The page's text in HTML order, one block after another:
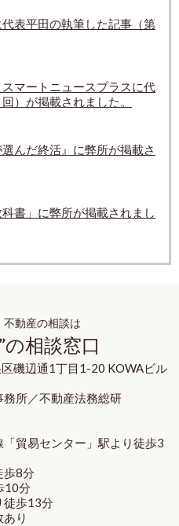
表平田の執筆した記事（第
マートニュースプラスに代
）が掲載されました。
んだ終活』に弊所が掲載さ
書」に弊所が掲載されまし
動産の相談は
の相談窓口
磯辺通1丁目1-20 KOWAビル
所／不動産法務総研
貿易センター」駅より徒歩3
歩8分
10分
徒歩13分
り